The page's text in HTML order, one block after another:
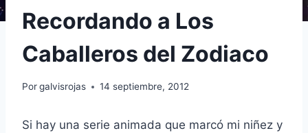
Recordando a Los
Caballeros del Zodiaco
Porgalvisrojas 14 septiembre, 2012
Si hay una serie animada que marcó mi niñez y